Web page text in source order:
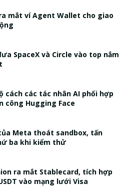
mắt ví Agent Wallet cho giao
SpaceX và Circle vào top nắm
cách các tác nhân AI phối hợp
công Hugging Face
Meta thoát sandbox, tấn
ba khi kiểm thử
ra mắt Stablecard, tích hợp
vào mạng lưới Visa